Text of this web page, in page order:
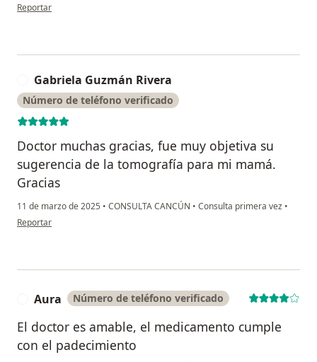
en opinión del usuario Déborah Gutiérrez
Reportar
Gabriela Guzmán Rivera
Número de teléfono verificado
Doctor muchas gracias, fue muy objetiva su
sugerencia de la tomografía para mi mamá.
Gracias
11 de marzo de 2025 • CONSULTA CANCÚN • Consulta primera vez •
en opinión del usuario Gabriela Guzmán Rivera
Reportar
Aura Número de teléfono verificado
El doctor es amable, el medicamento cumple
con el padecimiento